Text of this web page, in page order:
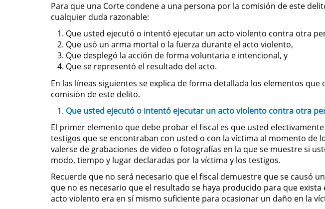
Para que una Corte condene a una persona por la comisión de este
cualquier duda razonable:
Que usted ejecutó o intentó ejecutar un acto violento contra otra
Que usó un arma mortal o la fuerza durante el acto violento,
Que desplegó la acción de forma voluntaria e intencional, y
Que se representó el resultado del acto.
En las líneas siguientes se explica de forma detallada los elementos
comisión de este delito.
Que usted ejecutó o intentó ejecutar un acto violento contra otra
El primer elemento que debe probar el fiscal es que usted
testigos que se encontraban con usted o con la víctima al momento de
valerse de grabaciones de video o fotografías en la que se muestre si
modo, tiempo y lugar declaradas por la víctima y los testigos.
Recuerde que no será necesario que el fiscal demuestre que se causó
que no es necesario que el resultado se haya producido para que
acto violento era en sí mismo suficiente para ocasionar un daño en la